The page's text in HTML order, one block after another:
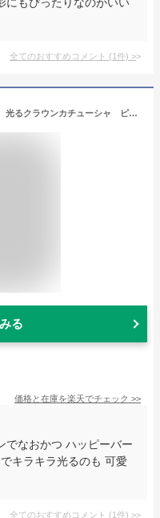
全てのおすすめコメント (1件) >
【2点までメール便も可能】ハピバ 光るクラウンカチューシャ ピンク [誕生日 コスプレ 王冠 アクセサリー 仮装 ハッピーバースデー 誕生日パーティー お祝い 誕生日会 自撮り 主役 ヒロイン イベント]【B-3361_901341】
る
価格と在庫を楽天でチェック >>
でなおかつ ハッピーバー
キラキラ光るのも 可愛
全てのおすすめコメント (1件) >